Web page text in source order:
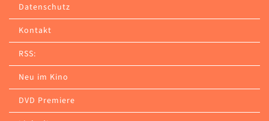
Datenschutz
Kontakt
RSS:
Neu im Kino
DVD Premiere